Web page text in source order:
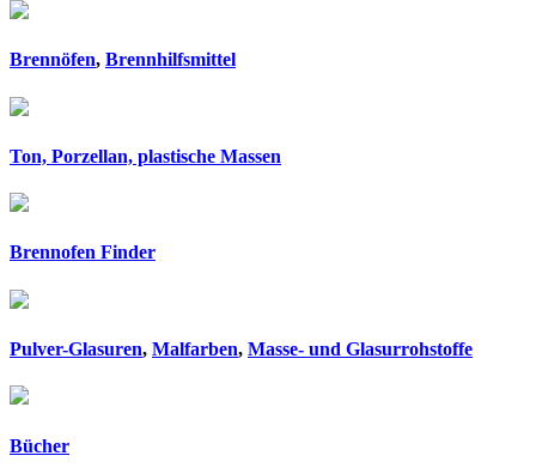
Brennöfen, Brennhilfsmittel
Ton, Porzellan, plastische Massen
Brennofen Finder
Pulver-Glasuren, Malfarben, Masse- und Glasurrohstoffe
Bücher